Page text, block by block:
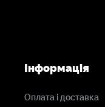
Інформація
Оплата і доставка